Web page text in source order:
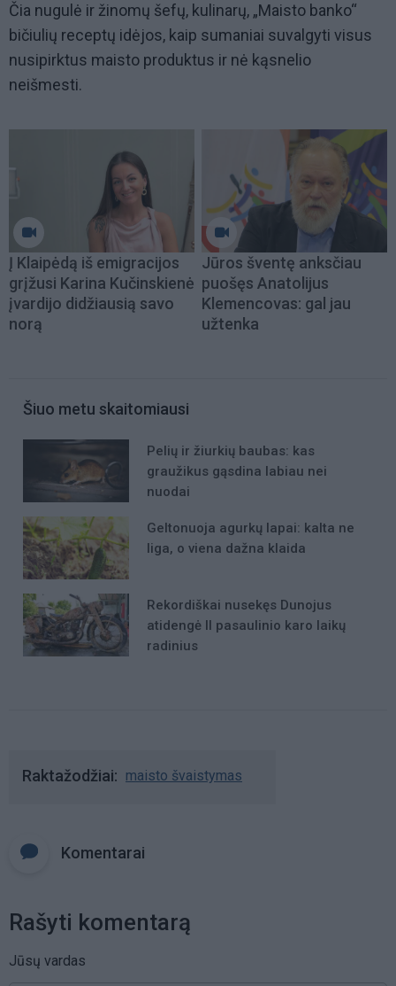
Čia nugulė ir žinomų šefų, kulinarų, „Maisto banko“
bičiulių receptų idėjos, kaip sumaniai suvalgyti visus
nusipirktus maisto produktus ir nė kąsnelio
neišmesti.
Į Klaipėdą iš emigracijos
grįžusi Karina Kučinskienė
įvardijo didžiausią savo
norą
Jūros šventę anksčiau
puošęs Anatolijus
Klemencovas: gal jau
užtenka
Šiuo metu skaitomiausi
Pelių ir žiurkių baubas: kas
graužikus gąsdina labiau nei
nuodai
Geltonuoja agurkų lapai: kalta ne
liga, o viena dažna klaida
Rekordiškai nusekęs Dunojus
atidengė II pasaulinio karo laikų
radinius
Raktažodžiai maisto švaistymas
Komentarai
Rašyti komentarą
Jūsų vardas